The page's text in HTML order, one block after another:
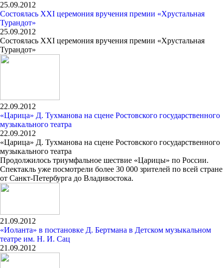
25.09.2012
Состоялась ХХI церемония вручения премии «Хрустальная
Турандот»
25.09.2012
Состоялась ХХI церемония вручения премии «Хрустальная
Турандот»
22.09.2012
«Царица» Д. Тухманова на сцене Ростовского государственного
музыкального театра
22.09.2012
«Царица» Д. Тухманова на сцене Ростовского государственного
музыкального театра
Продолжилось триумфальное шествие «Царицы» по России.
Спектакль уже посмотрели более 30 000 зрителей по всей стране
от Санкт-Петербурга до Владивостока.
21.09.2012
«Иоланта» в постановке Д. Бертмана в Детском музыкальном
театре им. Н. И. Сац
21.09.2012